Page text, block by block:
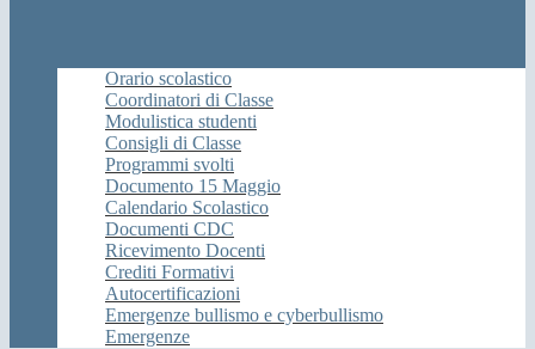
Orario scolastico
Coordinatori di Classe
Modulistica studenti
Consigli di Classe
Programmi svolti
Documento 15 Maggio
Calendario Scolastico
Documenti CDC
Ricevimento Docenti
Crediti Formativi
Autocertificazioni
Emergenze bullismo e cyberbullismo
Emergenze